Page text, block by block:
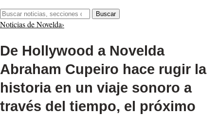
Buscar:
Buscar
Noticias de Novelda›
De Hollywood a Novelda
Abraham Cupeiro hace rugir la
historia en un viaje sonoro a
través del tiempo, el próximo